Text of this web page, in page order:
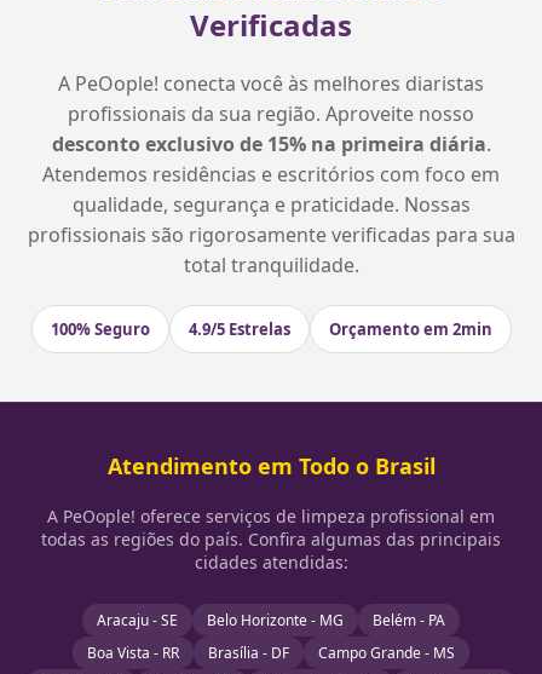
Verificadas
A PeOople! conecta você às melhores diaristas
profissionais da sua região. Aproveite nosso
desconto exclusivo de 15% na primeira diária.
Atendemos residências e escritórios com foco em
qualidade, segurança e praticidade. Nossas
profissionais são rigorosamente verificadas para sua
total tranquilidade.
100% Seguro 4.9/5 Estrelas Orçamento em 2min
Atendimento em Todo o Brasil
A PeOople! oferece serviços de limpeza profissional em
todas as regiões do país. Confira algumas das principais
cidades atendidas:
Aracaju - SE Belo Horizonte - MG
Belém - PA
Boa Vista - RR
Brasília - DF
Campo Grande - MS